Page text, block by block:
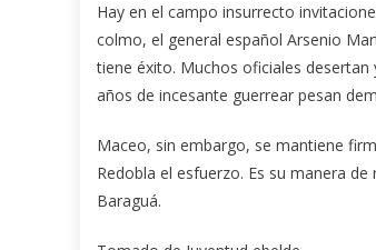
Hay en el campo insurrecto
colmo, el general español Arsenio
tiene éxito. Muchos oficiales desertan
años de incesante guerrear pesan
Maceo, sin embargo, se mantiene
Redobla el esfuerzo. Es su manera
Baraguá.